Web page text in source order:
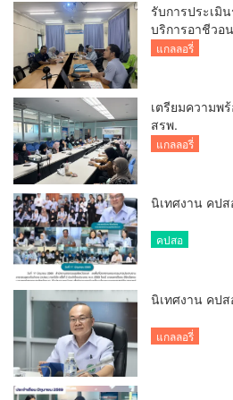
รับการประเมิ
บริการอาชีวอ
แวดล้อม
แกลลอรี่
เตรียมความพ
สรพ.
แกลลอรี่
นิเทศงาน คปส
คปสอ
นิเทศงาน คปส
แกลลอรี่